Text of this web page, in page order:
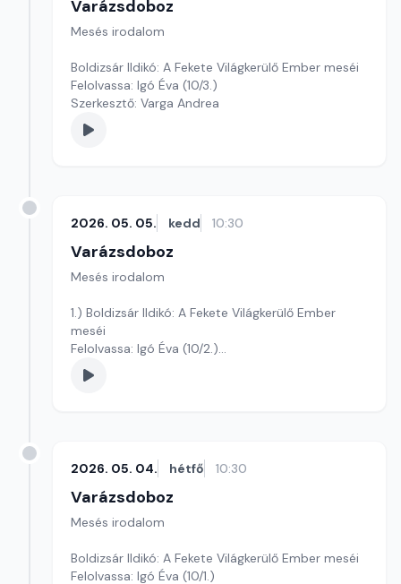
Varázsdoboz
Mesés irodalom
Boldizsár Ildikó: A Fekete Világkerülő Ember meséi
Felolvassa: Igó Éva (10/3.)
Szerkesztő: Varga Andrea
2026. 05. 05. kedd 10:30
Varázsdoboz
Mesés irodalom
1.) Boldizsár Ildikó: A Fekete Világkerülő Ember
meséi
Felolvassa: Igó Éva (10/2.)
Szerkesztő: Varga Andrea
2026. 05. 04. hétfő 10:30
Varázsdoboz
Mesés irodalom
Boldizsár Ildikó: A Fekete Világkerülő Ember meséi
Felolvassa: Igó Éva (10/1.)